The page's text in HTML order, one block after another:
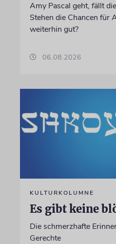
Amy Pascal geht, fällt
Stehen die Chancen für
weiterhin gut?
06.08.2026
KULTURKOLUMNE
Es gibt keine
Die schmerzhafte
Gerechte